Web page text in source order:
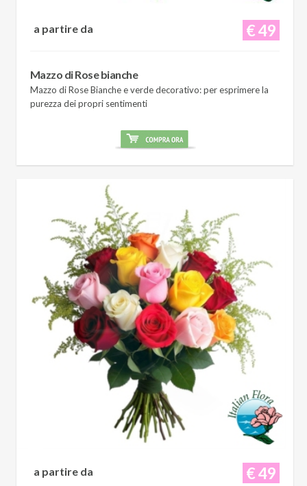
€ 49
a partire da
Mazzo di Rose bianche
Mazzo di Rose Bianche e verde decorativo: per esprimere la
purezza dei propri sentimenti
€ 49
a partire da